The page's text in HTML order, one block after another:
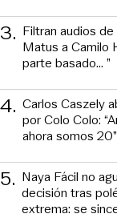
3. Filtran audios
Matus a Camilo
parte basado... ”
4. Carlos Caszely
por Colo Colo:
ahora somos 20”
5. Naya Fácil no
decisión tras
extrema: se